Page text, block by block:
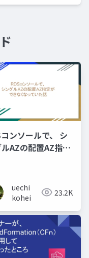
ンソールで、 シ
AZの配置AZ指定
uechi
kohei
23.2K